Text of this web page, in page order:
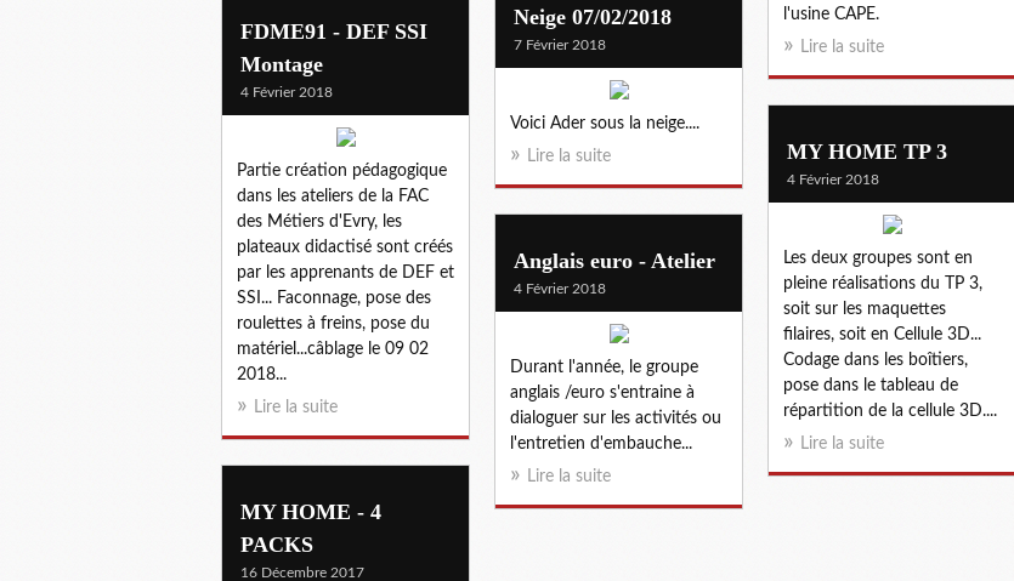
l'usine CAPE.
Lire la suite
Neige 07/02/2018
7 Février 2018
Voici Ader sous la neige....
Lire la suite
FDME91 - DEF SSI
Montage
4 Février 2018
Partie création pédagogique
dans les ateliers de la FAC
des Métiers d'Evry, les
plateaux didactisé sont créés
par les apprenants de DEF et
SSI... Faconnage, pose des
roulettes à freins, pose du
matériel...câblage le 09 02
2018...
Lire la suite
MY HOME TP 3
4 Février 2018
Les deux groupes sont en
pleine réalisations du TP 3,
soit sur les maquettes
filaires, soit en Cellule 3D...
Codage dans les boîtiers,
pose dans le tableau de
répartition de la cellule 3D....
Lire la suite
Anglais euro - Atelier
4 Février 2018
Durant l'année, le groupe
anglais /euro s'entraine à
dialoguer sur les activités ou
l'entretien d'embauche...
Lire la suite
MY HOME - 4
PACKS
16 Décembre 2017